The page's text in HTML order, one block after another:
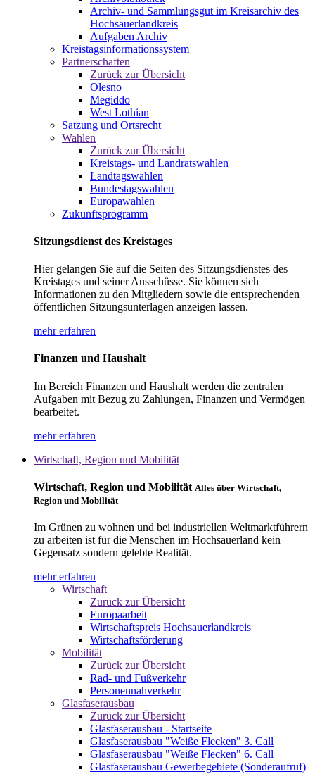
Archiv- und Sammlungsgut im Kreisarchiv des
Hochsauerlandkreis
Aufgaben Archiv
Kreistagsinformationssystem
Partnerschaften
Zurück zur Übersicht
Olesno
Megiddo
West Lothian
Satzung und Ortsrecht
Wahlen
Zurück zur Übersicht
Kreistags- und Landratswahlen
Landtagswahlen
Bundestagswahlen
Europawahlen
Zukunftsprogramm
Sitzungsdienst des Kreistages
Hier gelangen Sie auf die Seiten des Sitzungsdienstes des
Kreistages und seiner Ausschüsse. Sie können sich
Informationen zu den Mitgliedern sowie die entsprechenden
öffentlichen Sitzungsunterlagen anzeigen lassen.
mehr erfahren
Finanzen und Haushalt
Im Bereich Finanzen und Haushalt werden die zentralen
Aufgaben mit Bezug zu Zahlungen, Finanzen und Vermögen
bearbeitet.
mehr erfahren
Wirtschaft, Region und Mobilität
Wirtschaft, Region und Mobilität Alles über Wirtschaft,
Region und Mobilität
Im Grünen zu wohnen und bei industriellen Weltmarktführern
zu arbeiten ist für die Menschen im Hochsauerland kein
Gegensatz sondern gelebte Realität.
mehr erfahren
Wirtschaft
Zurück zur Übersicht
Europaarbeit
Wirtschaftspreis Hochsauerlandkreis
Wirtschaftsförderung
Mobilität
Zurück zur Übersicht
Rad- und Fußverkehr
Personennahverkehr
Glasfaserausbau
Zurück zur Übersicht
Glasfaserausbau - Startseite
Glasfaserausbau "Weiße Flecken" 3. Call
Glasfaserausbau "Weiße Flecken" 6. Call
Glasfaserausbau Gewerbegebiete (Sonderaufruf)